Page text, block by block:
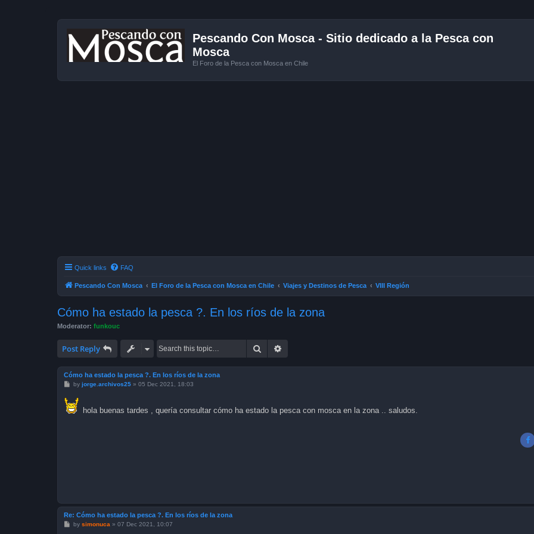
Pescando Con Mosca - Sitio dedicado a la Pesca con
Mosca
El Foro de la Pesca con Mosca en Chile
Quick links FAQ
Pescando Con Mosca El Foro de la Pesca con Mosca en Chile Viajes y Destinos de Pesca VIII Región
Cómo ha estado la pesca ?. En los ríos de la zona
Moderator: funkouc
Post Reply Search
Cómo ha estado la pesca ?. En los ríos de la zona
P
t
by jorge.archivos25» 05 Dec 2021, 18:03
hola buenas tardes , quería consultar cómo ha estado la pesca con mosca en la zona .. saludos.
Re: Cómo ha estado la pesca ?. En los ríos de la zona
Pby simonuca» 07 Dec 2021, 10:07